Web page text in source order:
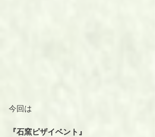
今回は
『石窯ピザイベント』